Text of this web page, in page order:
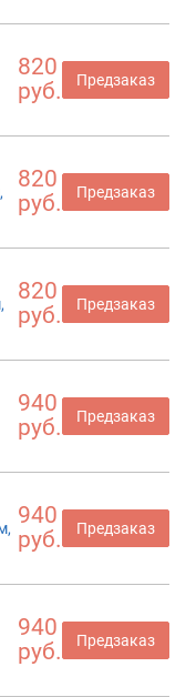
820
руб.
Предзаказ
820
руб.
Предзаказ
820
руб.
Предзаказ
940
руб.
Предзаказ
940
руб.
Предзаказ
940
руб.
Предзаказ